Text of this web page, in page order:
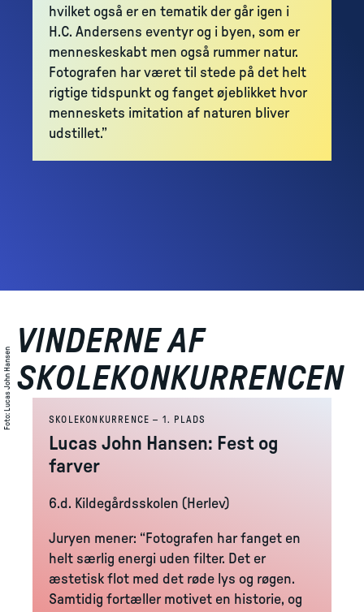
hvilket også er en tematik der går igen i
H.C. Andersens eventyr og i byen, som er
menneskeskabt men også rummer natur.
Fotografen har været til stede på det helt
rigtige tidspunkt og fanget øjeblikket hvor
menneskets imitation af naturen bliver
udstillet.”
VINDERNE AF
SKOLEKONKURRENCEN
Foto
:
Lucas John Hansen
SKOLEKONKURRENCE – 1. PLADS
Lucas John Hansen: Fest og
farver
6.d. Kildegårdsskolen (Herlev)
Juryen mener: “Fotografen har fanget en
helt særlig energi uden filter. Det er
æstetisk flot med det røde lys og røgen.
Samtidig fortæller motivet en historie, og